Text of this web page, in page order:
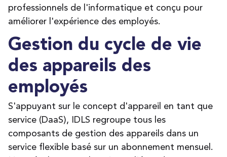
professionnels de l'informatique et conçu pour
améliorer l'expérience des employés.
Gestion du cycle de vie
des appareils des
employés
S'appuyant sur le concept d'appareil en tant que
service (DaaS), IDLS regroupe tous les
composants de gestion des appareils dans un
service flexible basé sur un abonnement mensuel.